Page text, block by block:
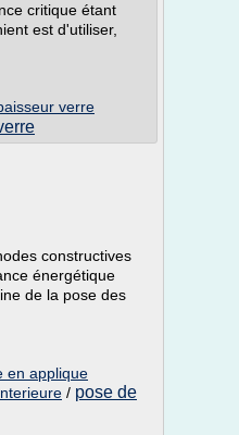
critique étant
est d'utiliser,
verre
constructives
énergétique
de la pose des
en applique
/ pose de